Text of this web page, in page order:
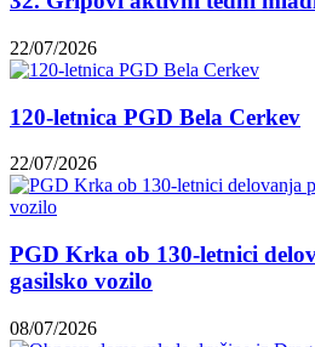
22/07/2026
120-letnica PGD Bela Cerkev
22/07/2026
PGD Krka ob 130-letnici
gasilsko vozilo
08/07/2026